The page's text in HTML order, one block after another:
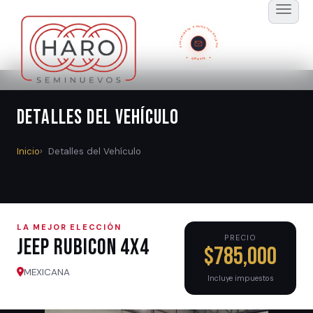
SUSCRÍBETE A NUESTRO BOLETÍN
GRATIS
Detalles del Vehículo
Inicio Detalles del Vehículo
LA MEJOR ELECCIÓN
Jeep RUBICON 4X4
MEXICANA
PRECIO
$785,000
Incluye impuestos